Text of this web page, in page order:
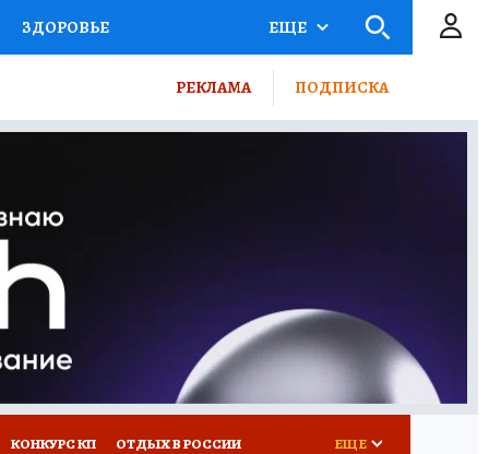
ЗДОРОВЬЕ
ПУТЕВОДИТЕЛЬ
ЕЩЕ
РЕКЛАМА ПОДПИСКА
КОНКУРС КП ОТДЫХ В РОССИИ ЕЩЕ